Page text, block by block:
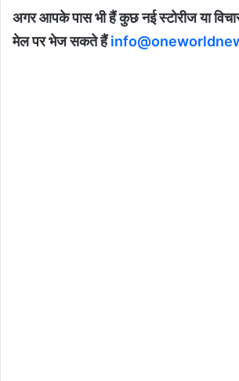
अगर आपके पास भी हैं कुछ नई स्टोरीज या
मेल पर भेज सकते हैं